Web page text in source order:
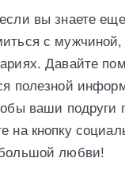
вы знаете
с
Давайте
полезной
ваши подруги
на кнопку
любви!